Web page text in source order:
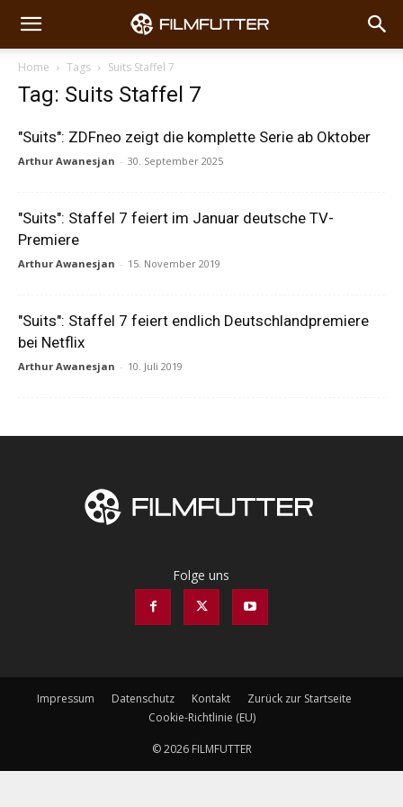
Home Tags Suits Staffel 7
Tag: Suits Staffel 7
"Suits": ZDFneo zeigt die komplette Serie ab Oktober
Arthur Awanesjan - 30. September 2025
"Suits": Staffel 7 feiert im Januar deutsche TV-
Premiere
Arthur Awanesjan - 15. November 2019
"Suits": Staffel 7 feiert endlich Deutschlandpremiere
bei Netflix
Arthur Awanesjan - 10. Juli 2019
Folge uns
Impressum Datenschutz Kontakt
Zurück zur Startseite
Cookie-Richtlinie (EU)
© 2026 FILMFUTTER